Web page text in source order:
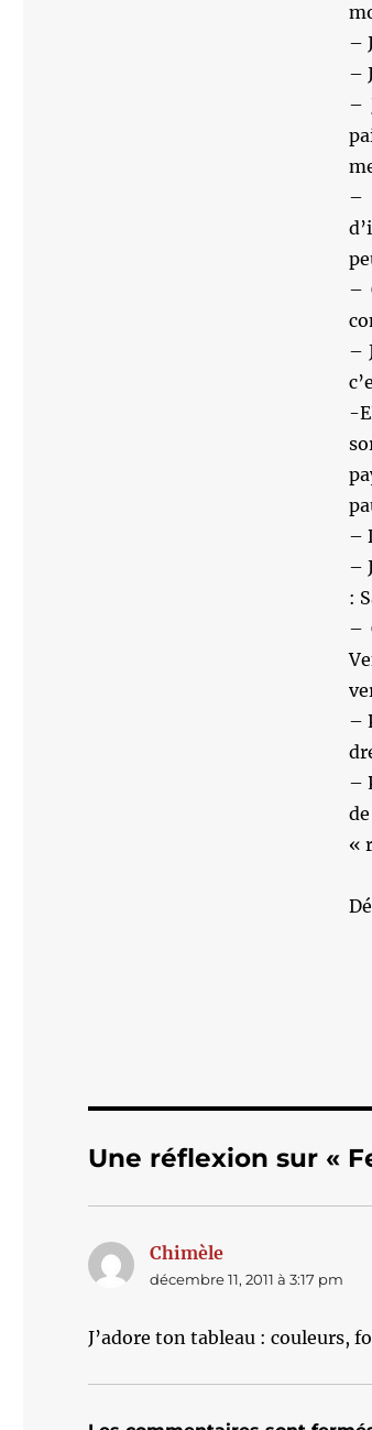
–
–
–
–
–
–
-
–
–
:
–
–
–
«
Une réflexion sur «
Chimèle
décembre 11, 2011 à 3:17 pm
J’adore ton tableau : couleurs,